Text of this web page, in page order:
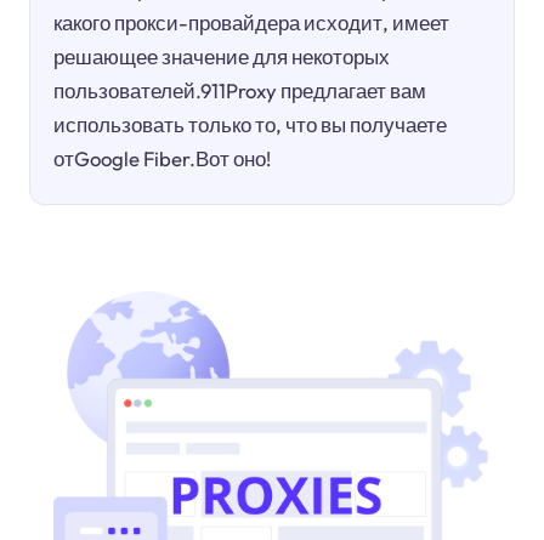
какого прокси-провайдера исходит, имеет
решающее значение для некоторых
пользователей.911Proxy предлагает вам
использовать только то, что вы получаете
отGoogle Fiber.Вот оно!